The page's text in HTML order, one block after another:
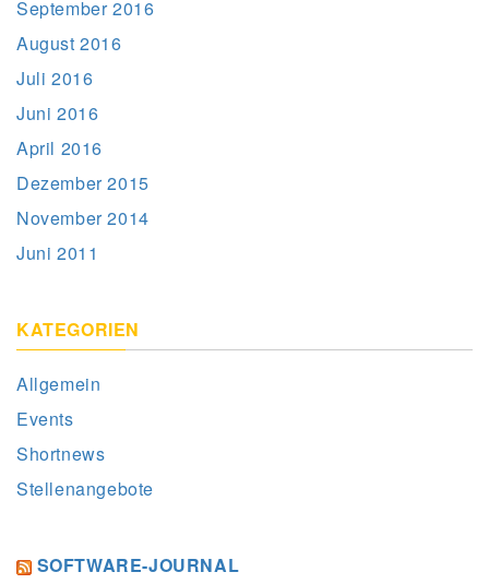
September 2016
August 2016
Juli 2016
Juni 2016
April 2016
Dezember 2015
November 2014
Juni 2011
KATEGORIEN
Allgemein
Events
Shortnews
Stellenangebote
SOFTWARE-JOURNAL